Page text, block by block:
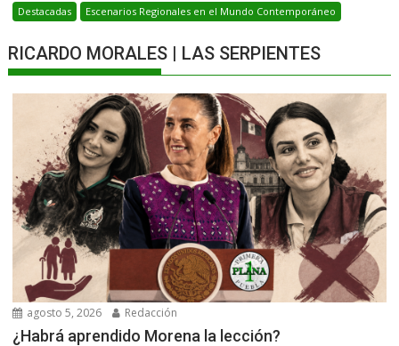
Destacadas Escenarios Regionales en el Mundo Contemporáneo
RICARDO MORALES | LAS SERPIENTES
agosto 5, 2026 Redacción
¿Habrá aprendido Morena la lección?